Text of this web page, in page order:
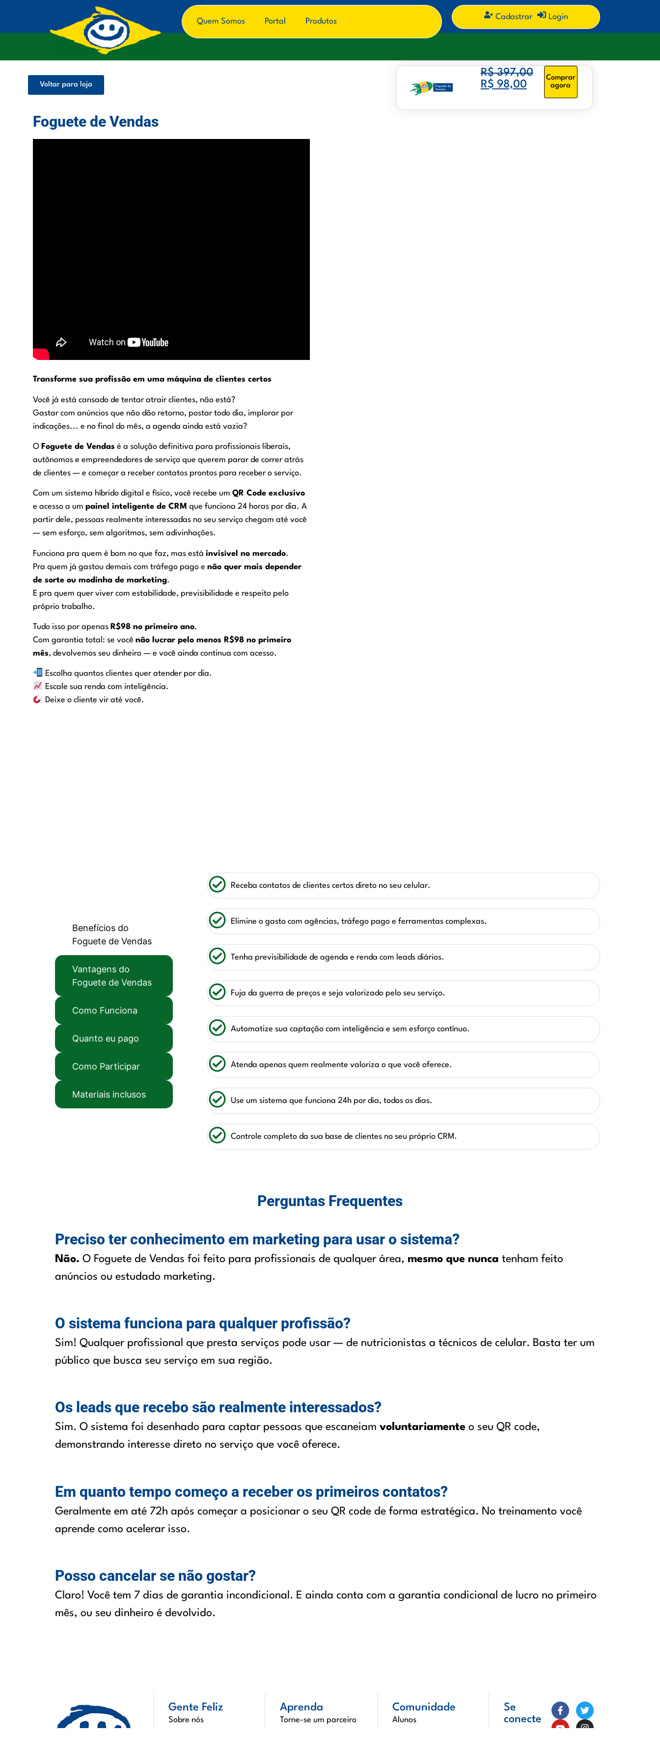
Quem Somos Portal Produtos
Cadastrar Login
Voltar para loja
Foguete de Vendas
Transforme sua profissão em uma máquina de clientes certos
Você já está cansado de tentar atrair clientes, não está?
Gastar com anúncios que não dão retorno, postar todo dia, implorar por
indicações... e no final do mês, a agenda ainda está vazia?
O Foguete de Vendas é a solução definitiva para profissionais liberais,
autônomos e empreendedores de serviço que querem parar de correr atrás
de clientes — e começar a receber contatos prontos para receber o serviço.
Com um sistema híbrido digital e físico, você recebe um QR Code exclusivo
e acesso a um painel inteligente de CRM que funciona 24 horas por dia. A
partir dele, pessoas realmente interessadas no seu serviço chegam até você
— sem esforço, sem algoritmos, sem adivinhações.
Funciona pra quem é bom no que faz, mas está invisível no mercado.
Pra quem já gastou demais com tráfego pago e não quer mais depender
de sorte ou modinha de marketing.
E pra quem quer viver com estabilidade, previsibilidade e respeito pelo
próprio trabalho.
Tudo isso por apenas R$98 no primeiro ano.
Com garantia total: se você não lucrar pelo menos R$98 no primeiro
mês, devolvemos seu dinheiro — e você ainda continua com acesso.
Escolha quantos clientes quer atender por dia.
Escale sua renda com inteligência.
Deixe o cliente vir até você.
R$397,00
R$ 98,00
Comprar
agora
Benefícios do
Foguete de Vendas
Vantagens do
Foguete de Vendas
Como Funciona
Quanto eu pago
Como Participar
Materiais inclusos
Receba contatos de clientes certos direto no seu celular.
Elimine o gasto com agências, tráfego pago e ferramentas complexas.
Tenha previsibilidade de agenda e renda com leads diários.
Fuja da guerra de preços e seja valorizado pelo seu serviço.
Automatize sua captação com inteligência e sem esforço contínuo.
Atenda apenas quem realmente valoriza o que você oferece.
Use um sistema que funciona 24h por dia, todos os dias.
Controle completo da sua base de clientes no seu próprio CRM.
Perguntas Frequentes
Preciso ter conhecimento em marketing para usar o sistema?
Não. O Foguete de Vendas foi feito para profissionais de qualquer área, mesmo que nunca tenham feito
anúncios ou estudado marketing.
O sistema funciona para qualquer profissão?
Sim! Qualquer profissional que presta serviços pode usar — de nutricionistas a técnicos de celular. Basta ter um
público que busca seu serviço em sua região.
Os leads que recebo são realmente interessados?
Sim. O sistema foi desenhado para captar pessoas que escaneiam voluntariamente o seu QR code,
demonstrando interesse direto no serviço que você oferece.
Em quanto tempo começo a receber os primeiros contatos?
Geralmente em até 72h após começar a posicionar o seu QR code de forma estratégica. No treinamento você
aprende como acelerar isso.
Posso cancelar se não gostar?
Claro! Você tem 7 dias de garantia incondicional. E ainda conta com a garantia condicional de lucro no primeiro
mês, ou seu dinheiro é devolvido.
Gente Feliz
Sobre nós
Aprenda
Torne-se um parceiro
Comunidade
Alunos
Se
conecte